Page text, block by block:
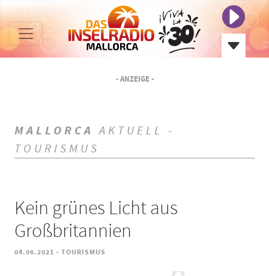
- ANZEIGE -
MALLORCA AKTUELL -
TOURISMUS
Kein grünes Licht aus
Großbritannien
04.06.2021 - TOURISMUS